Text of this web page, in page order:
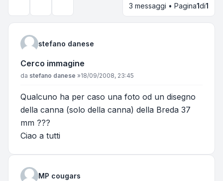
3 messaggi • Pagina1di1
stefano danese
Cerco immagine
Messaggio
da stefano danese »18/09/2008, 23:45
Qualcuno ha per caso una foto od un disegno
della canna (solo della canna) della Breda 37
mm ???
Ciao a tutti
MP cougars